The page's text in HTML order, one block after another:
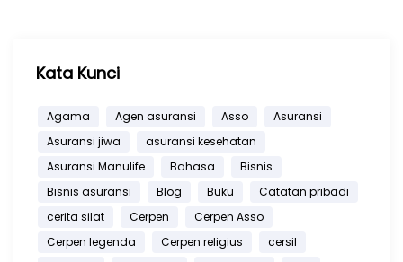
Kata Kunci
Agama Agen asuransi Asso
Asuransi
Asuransi jiwa
asuransi kesehatan
Asuransi Manulife
Bahasa
Bisnis
Bisnis asuransi
Blog Buku
Catatan pribadi
cerita silat
Cerpen
Cerpen Asso
Cerpen legenda
Cerpen religius
cersil